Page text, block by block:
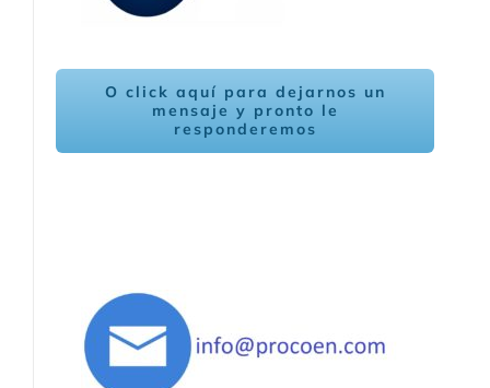
O click aquí para dejarnos un
mensaje y pronto le
responderemos